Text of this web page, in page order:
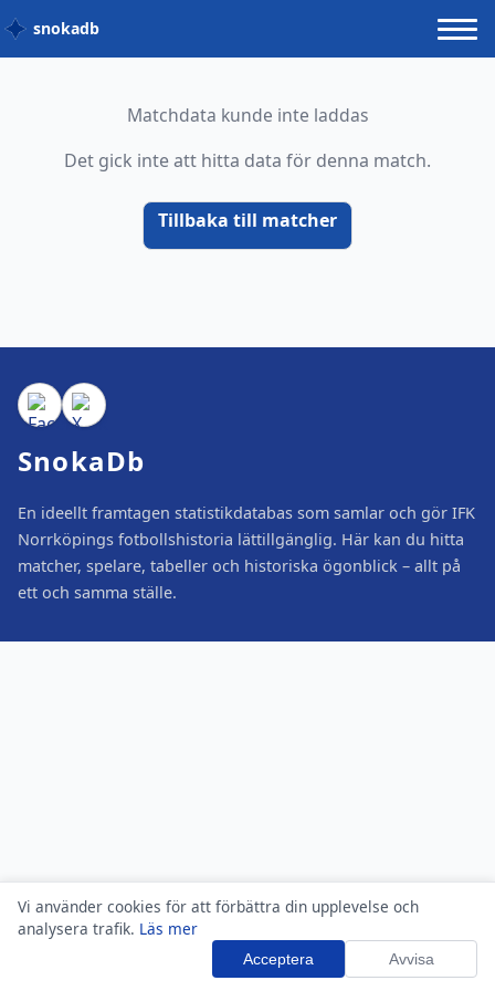
Vi använder cookies för att förbättra din upplevelse och
analysera trafik. Läs mer
Acceptera Avvisa
snokadb
Matchdata kunde inte laddas
Det gick inte att hitta data för denna match.
Tillbaka till matcher
SnokaDb
En ideellt framtagen statistikdatabas som samlar och gör IFK
Norrköpings fotbollshistoria lättillgänglig. Här kan du hitta
matcher, spelare, tabeller och historiska ögonblick – allt på
ett och samma ställe.